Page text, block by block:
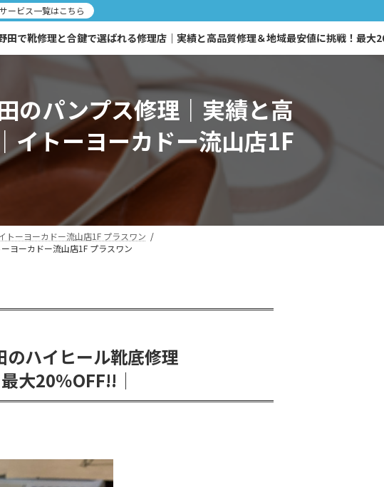
ービス一覧はこちら
で靴修理と合鍵で選ばれる修理店｜実績と高品質修理＆地域最安値に挑戦！最大
のパンプス修理｜実績と高
イトーヨーカドー流山店1F
トーヨーカドー流山店1F プラスワン
ヨーカドー流山店1F プラスワン
ハイヒール靴底修理
大20％OFF!!│